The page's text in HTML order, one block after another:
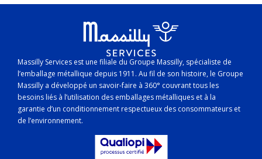
Massilly Services est une filiale du Groupe Massilly, spécialiste de
l’emballage métallique depuis 1911. Au fil de son histoire, le Groupe
Massilly a développé un savoir-faire à 360° couvrant tous les
besoins liés à l’utilisation des emballages métalliques et à la
garantie d’un conditionnement respectueux des consommateurs et
de l’environnement.